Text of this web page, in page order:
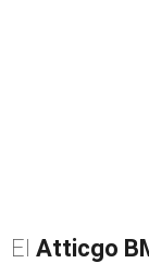
El Atticgo